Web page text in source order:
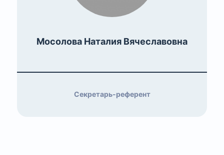
Мосолова Наталия Вячеславовна
Секретарь-референт